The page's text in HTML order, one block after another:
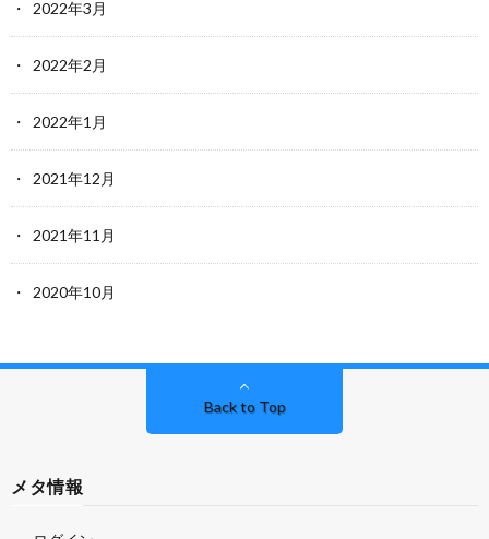
2022年3月
2022年2月
2022年1月
2021年12月
2021年11月
2020年10月
Back to Top
メタ情報